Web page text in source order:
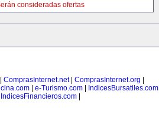
consideradas ofertas
ComprasInternet.net| ComprasInternet.org
e-Turismo.com IndicesBursatiles.com
IndicesFinancieros.com|